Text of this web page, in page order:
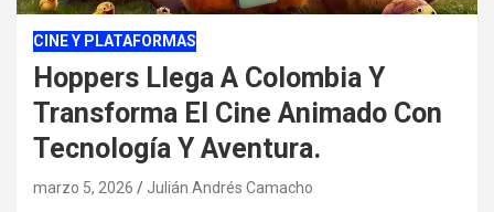
CINE Y PLATAFORMAS
Hoppers Llega A Colombia Y
Transforma El Cine Animado Con
Tecnología Y Aventura.
marzo 5, 2026 Julián Andrés Camacho